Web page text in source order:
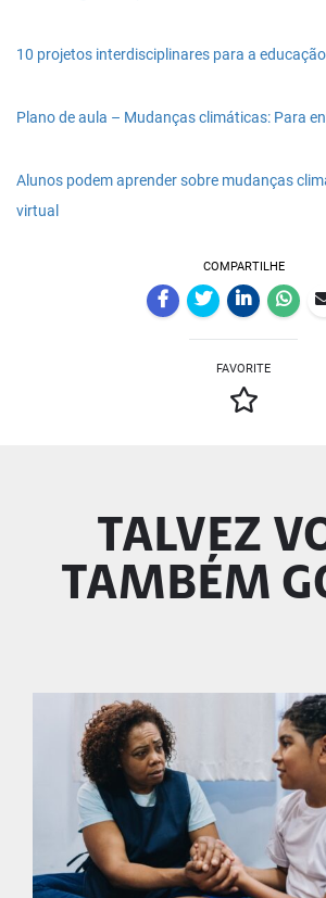
10 projetos interdisciplinares para a
Plano de aula – Mudanças climáticas: Para
Alunos podem aprender sobre mudanças
virtual
COMPARTILHE
FAVORITE
TALVEZ
TAMBÉM